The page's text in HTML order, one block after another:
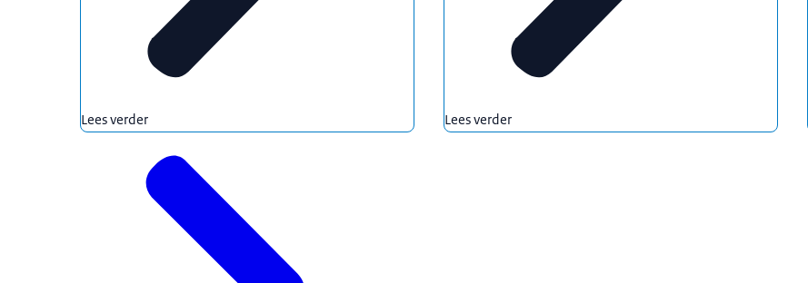
Lees verder Lees verder